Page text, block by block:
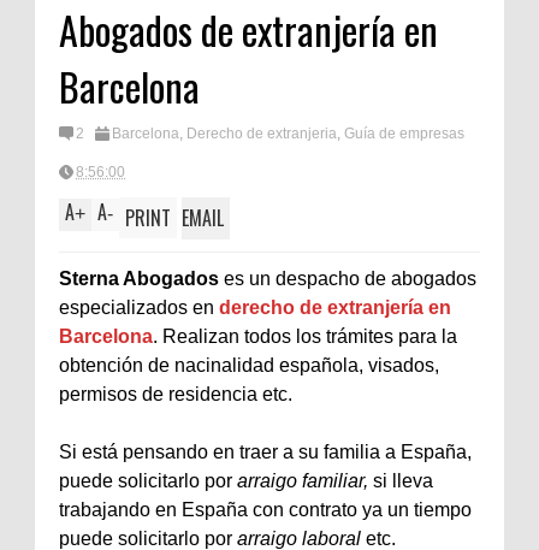
Abogados de extranjería en
Barcelona
2 Barcelona, Derecho de extranjeria, Guía de empresas
8:56:00
A+ A- PRINT EMAIL
Sterna Abogados es un despacho de abogados
especializados en derecho de extranjería en
Barcelona. Realizan todos los trámites para la
obtención de nacinalidad española, visados,
permisos de residencia etc.
Si está pensando en traer a su familia a España,
puede solicitarlo por arraigo familiar, si lleva
trabajando en España con contrato ya un tiempo
puede solicitarlo por arraigo laboral etc.